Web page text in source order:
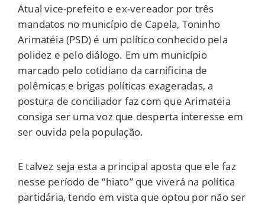
Atual vice-prefeito e ex-vereador por três
mandatos no município de Capela, Toninho
Arimatéia (PSD) é um político conhecido pela
polidez e pelo diálogo. Em um município
marcado pelo cotidiano da carnificina de
polêmicas e brigas políticas exageradas, a
postura de conciliador faz com que Arimateia
consiga ser uma voz que desperta interesse em
ser ouvida pela população.
E talvez seja esta a principal aposta que ele faz
nesse período de “hiato” que viverá na política
partidária, tendo em vista que optou por não ser